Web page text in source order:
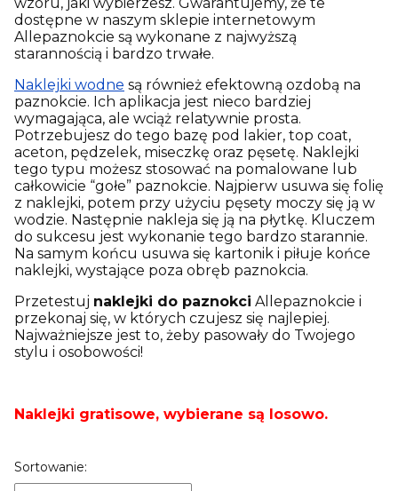
dostępne w naszym sklepie internetowym
Allepaznokcie są wykonane z najwyższą
starannością i bardzo trwałe.
Naklejki wodne są również efektowną ozdobą na
paznokcie. Ich aplikacja jest nieco bardziej
wymagająca, ale wciąż relatywnie prosta.
Potrzebujesz do tego bazę pod lakier, top coat,
aceton, pędzelek, miseczkę oraz pęsetę. Naklejki
tego typu możesz stosować na pomalowane lub
całkowicie “gołe” paznokcie. Najpierw usuwa się folię
z naklejki, potem przy użyciu pęsety moczy się ją w
wodzie. Następnie nakleja się ją na płytkę. Kluczem
do sukcesu jest wykonanie tego bardzo starannie.
Na samym końcu usuwa się kartonik i piłuje końce
naklejki, wystające poza obręb paznokcia.
Przetestuj naklejki do paznokci Allepaznokcie i
przekonaj się, w których czujesz się najlepiej.
Najważniejsze jest to, żeby pasowały do Twojego
stylu i osobowości!
Naklejki gratisowe, wybierane są losowo.
Lista produktów
Sortowanie: